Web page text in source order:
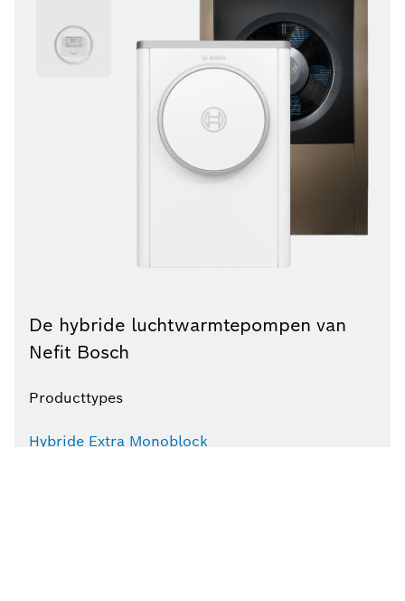
De hybride luchtwarmtepompen van
Nefit Bosch
Producttypes
Hybride Extra Monoblock